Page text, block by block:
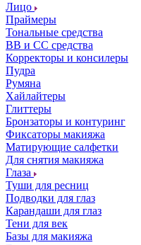
Лицо
Праймеры
Тональные средства
ВВ и СС средства
Корректоры и консилеры
Пудра
Румяна
Хайлайтеры
Глиттеры
Бронзаторы и контуринг
Фиксаторы макияжа
Матирующие салфетки
Для снятия макияжа
Глаза
Туши для ресниц
Подводки для глаз
Карандаши для глаз
Тени для век
Базы для макияжа